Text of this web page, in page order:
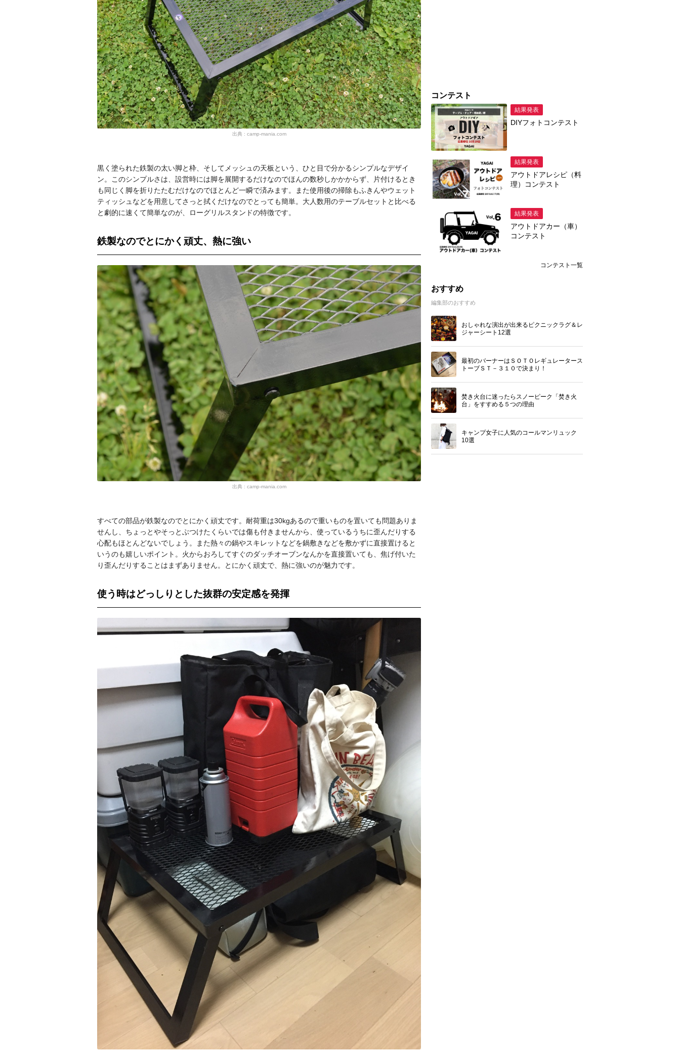
出典 : camp-mania.com
黒く塗られた鉄製の太い脚と枠、そしてメッシュの天板という、ひと目で分かるシンプルなデザイ
ン。このシンプルさは、設営時には脚を展開するだけなのでほんの数秒しかかからず、片付けるとき
も同じく脚を折りたたむだけなのでほとんど一瞬で済みます。また使用後の掃除もふきんやウェット
ティッシュなどを用意してさっと拭くだけなのでとっても簡単。大人数用のテーブルセットと比べる
と劇的に速くて簡単なのが、ローグリルスタンドの特徴です。
鉄製なのでとにかく頑丈、熱に強い
出典 : camp-mania.com
すべての部品が鉄製なのでとにかく頑丈です。耐荷重は30kgあるので重いものを置いても問題ありま
せんし、ちょっとやそっとぶつけたくらいでは傷も付きませんから、使っているうちに歪んだりする
心配もほとんどないでしょう。また熱々の鍋やスキレットなどを鍋敷きなどを敷かずに直接置けると
いうのも嬉しいポイント。火からおろしてすぐのダッチオーブンなんかを直接置いても、焦げ付いた
り歪んだりすることはまずありません。とにかく頑丈で、熱に強いのが魅力です。
使う時はどっしりとした抜群の安定感を発揮
コンテスト
結果発表
DIYフォトコンテスト
結果発表
アウトドアレシピ（料
理）コンテスト
結果発表
アウトドアカー（車）
コンテスト
コンテスト一覧
おすすめ
編集部のおすすめ
おしゃれな演出が出来るピクニックラグ＆レ
ジャーシート12選
最初のバーナーはＳＯＴＯレギュレータース
トーブＳＴ－３１０で決まり！
焚き火台に迷ったらスノーピーク「焚き火
台」をすすめる５つの理由
キャンプ女子に人気のコールマンリュック
10選